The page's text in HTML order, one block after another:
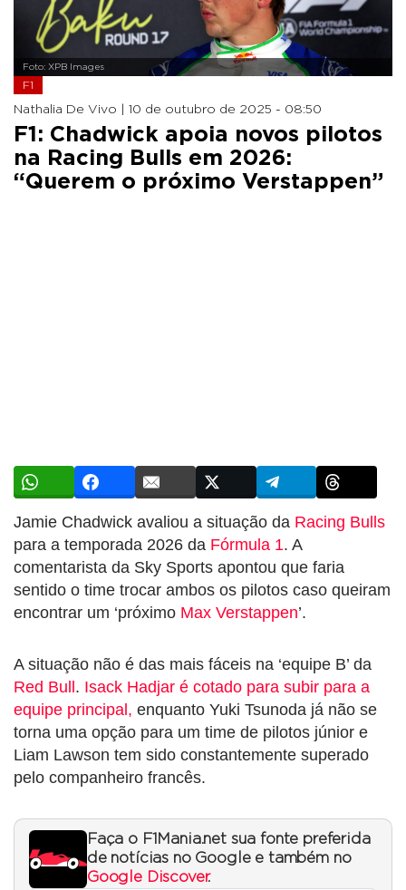
Foto: XPB Images
F1
Nathalia De Vivo | 10 de outubro de 2025 - 08:50
F1: Chadwick apoia novos pilotos
na Racing Bulls em 2026:
“Querem o próximo Verstappen”
Jamie Chadwick avaliou a situação da Racing Bulls
para a temporada 2026 da Fórmula 1. A
comentarista da Sky Sports apontou que faria
sentido o time trocar ambos os pilotos caso queiram
encontrar um ‘próximo Max Verstappen’.
A situação não é das mais fáceis na ‘equipe B’ da
Red Bull. Isack Hadjar é cotado para subir para a
equipe principal, enquanto Yuki Tsunoda já não se
torna uma opção para um time de pilotos júnior e
Liam Lawson tem sido constantemente superado
pelo companheiro francês.
Faça o F1Mania.net sua fonte preferida
de notícias no Google e também no
Google Discover.